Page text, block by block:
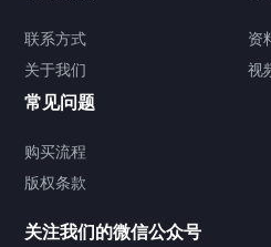
TCU温度控制单元
Chiller气体控温系统
联系方式
关于我们
资
视
常见问题
购买流程
版权条款
关注我们的微信公众号